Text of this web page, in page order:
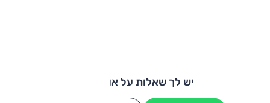
יש לך שאלות על אודי Q2?